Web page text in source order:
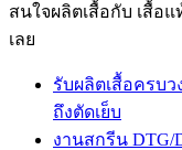
สนใจผลิตเสื้อกับ เสื้อ
เลย
รับผลิตเสื้อครบว
ถึงตัดเย็บ
งานสกรีน